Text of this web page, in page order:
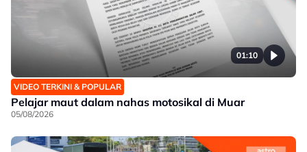
01:10
VIDEO TERKINI & POPULAR
Pelajar maut dalam nahas motosikal di Muar
05/08/2026